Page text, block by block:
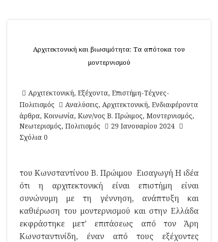
Αρχιτεκτονική και βιωσιμότητα: Τα απότοκα του
μοντερνισμού
Αρχιτεκτονική, Εξέχοντα, Επιστήμη-Τέχνες-
Πολιτισμός
Αναλύσεις, Αρχιτεκτονική, Ενδιαφέροντα
άρθρα, Κοινωνία, Κων/νος Β. Πρώιμος, Μοντερνισμός,
Νεωτερισμός, Πολιτισμός
29 Ιανουαρίου 2024
Σχόλια 0
του Κωνσταντίνου Β. Πρώιμου Εισαγωγή Η ιδέα
ότι η αρχιτεκτονική είναι επιστήμη είναι
συνώνυμη με τη γέννηση, ανάπτυξη και
καθιέρωση του μοντερνισμού και στην Ελλάδα
εκφράστηκε μετ’ επιτάσεως από τον Άρη
Κωνσταντινίδη, έναν από τους εξέχοντες